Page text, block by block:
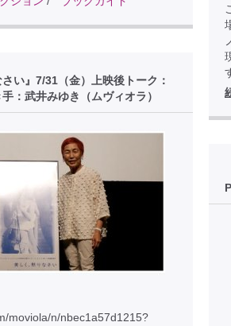
い』7/31（金）上映後トーク：
：武井みゆき（ムヴィオラ）
moviola/n/nbec1a57d1215?